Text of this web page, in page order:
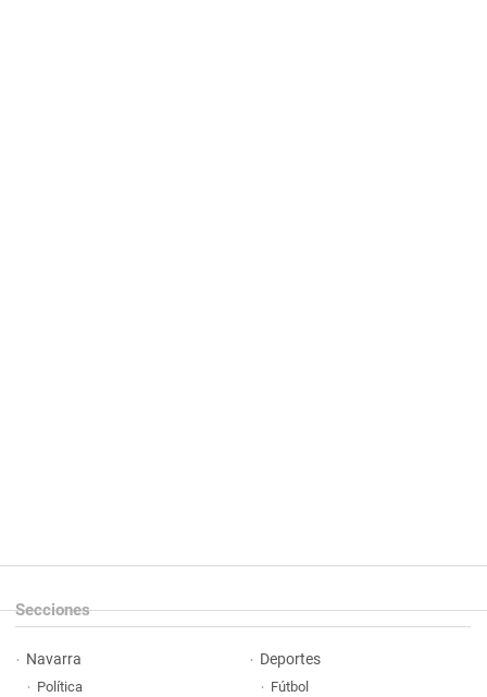
Secciones
Navarra
Política
Deportes
Fútbol